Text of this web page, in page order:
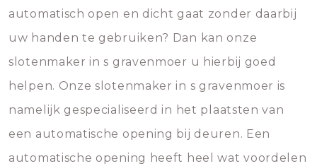
automatisch open en dicht gaat zonder daarbij
uw handen te gebruiken? Dan kan onze
slotenmaker in s gravenmoer u hierbij goed
helpen. Onze slotenmaker in s gravenmoer is
namelijk gespecialiseerd in het plaatsten van
een automatische opening bij deuren. Een
automatische opening heeft heel wat voordelen